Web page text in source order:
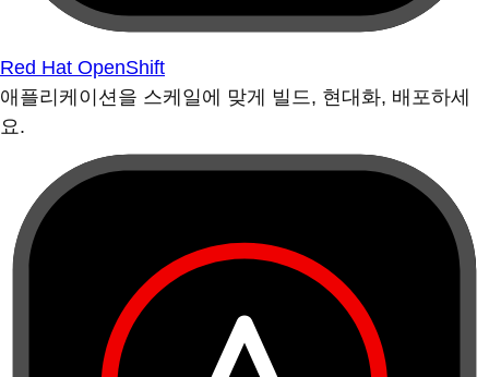
Red Hat OpenShift
애플리케이션을 스케일에 맞게 빌드, 현대화, 배포하세
요.